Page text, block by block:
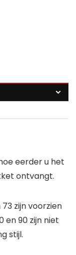
eerder u het
ontvangt.
zijn voorzien
en 90 zijn niet
stijl.